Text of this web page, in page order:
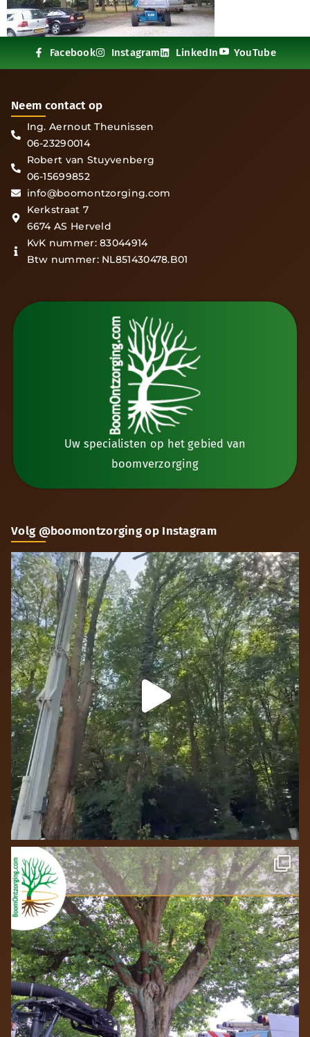
Facebook Instagram LinkedIn YouTube
Neem contact op
Ing. Aernout Theunissen
06-23290014
Robert van Stuyvenberg
06-15699852
info@boomontzorging.com
Kerkstraat 7
6674 AS Herveld
KvK nummer: 83044914
Btw nummer: NL851430478.B01
Uw specialisten op het gebied van
boomverzorging
Volg @boomontzorging op Instagram